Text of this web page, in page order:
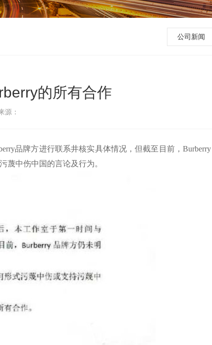
公司新闻
的所有合作
源：
品牌方进行联系井核实具体情况，但截至目前，
蔑中伤中国的言论及行为。